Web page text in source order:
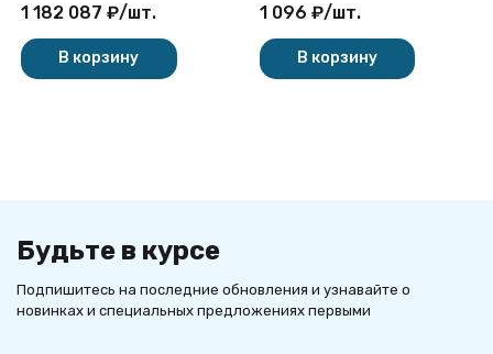
1 182 087 ₽/шт.
В корзину
1 096 ₽/шт.
В корзину
Будьте в курсе
Подпишитесь на последние обновления и узнавайте о
новинках и специальных предложениях первыми